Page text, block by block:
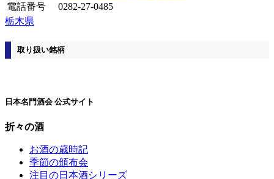
電話番号
0282-27-0485
栃木県
取り扱い銘柄
日本名門酒会 公式サイト
折々の酒
お酒の歳時記
季節の頒布会
注目の日本酒シリーズ